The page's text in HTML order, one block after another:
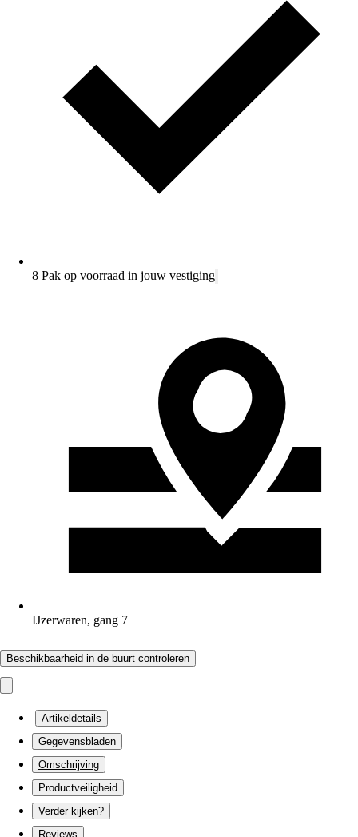
8 Pak op voorraad in jouw vestiging
IJzerwaren, gang 7
Beschikbaarheid in de buurt controleren
Artikeldetails
Gegevensbladen
Omschrijving
Productveiligheid
Verder kijken?
Reviews